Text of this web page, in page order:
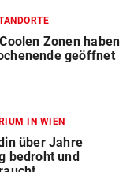
Zonen haben
geöffnet
IN WIEN
über Jahre
bedroht und